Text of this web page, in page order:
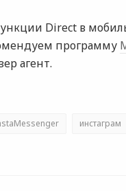
Direct в
программу
агент.
инстаграм